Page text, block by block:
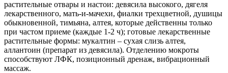
растительные отвары и настои: девясила высокого, дягеля
лекарственного, мать-и-мачехи, фиалки трехцветной, душицы
обыкновенной, тимьяна, алтея, которые действенны только
при частом приеме (каждые 1-2 ч); готовые лекарственные
растительные формы: мукалтин – сухая слизь алтея,
аллантоин (препарат из девясила). Отделению мокроты
способствуют ЛФК, позиционный дренаж, вибрационный
массаж.